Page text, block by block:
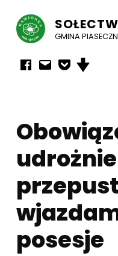
GMINA
Facebook
E-mailPowiadomienia mailowe
Przewiń w dół strony
posesje